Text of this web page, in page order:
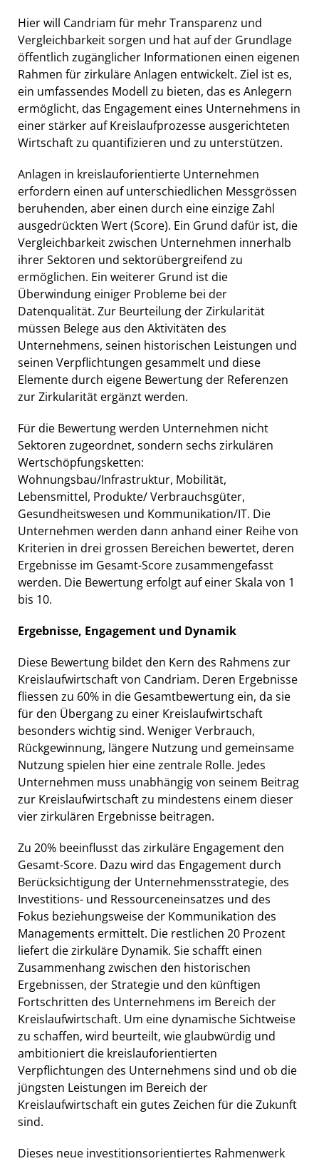
Hier will Candriam für mehr Transparenz und
Vergleichbarkeit sorgen und hat auf der Grundlage
öffentlich zugänglicher Informationen einen eigenen
Rahmen für zirkuläre Anlagen entwickelt. Ziel ist es,
ein umfassendes Modell zu bieten, das es Anlegern
ermöglicht, das Engagement eines Unternehmens in
einer stärker auf Kreislaufprozesse ausgerichteten
Wirtschaft zu quantifizieren und zu unterstützen.
Anlagen in kreislauforientierte Unternehmen
erfordern einen auf unterschiedlichen Messgrössen
beruhenden, aber einen durch eine einzige Zahl
ausgedrückten Wert (Score). Ein Grund dafür ist, die
Vergleichbarkeit zwischen Unternehmen innerhalb
ihrer Sektoren und sektorübergreifend zu
ermöglichen. Ein weiterer Grund ist die
Überwindung einiger Probleme bei der
Datenqualität. Zur Beurteilung der Zirkularität
müssen Belege aus den Aktivitäten des
Unternehmens, seinen historischen Leistungen und
seinen Verpflichtungen gesammelt und diese
Elemente durch eigene Bewertung der Referenzen
zur Zirkularität ergänzt werden.
Für die Bewertung werden Unternehmen nicht
Sektoren zugeordnet, sondern sechs zirkulären
Wertschöpfungsketten:
Wohnungsbau/Infrastruktur, Mobilität,
Lebensmittel, Produkte/ Verbrauchsgüter,
Gesundheitswesen und Kommunikation/IT. Die
Unternehmen werden dann anhand einer Reihe von
Kriterien in drei grossen Bereichen bewertet, deren
Ergebnisse im Gesamt-Score zusammengefasst
werden. Die Bewertung erfolgt auf einer Skala von 1
bis 10.
Ergebnisse, Engagement und Dynamik
Diese Bewertung bildet den Kern des Rahmens zur
Kreislaufwirtschaft von Candriam. Deren Ergebnisse
fliessen zu 60% in die Gesamtbewertung ein, da sie
für den Übergang zu einer Kreislaufwirtschaft
besonders wichtig sind. Weniger Verbrauch,
Rückgewinnung, längere Nutzung und gemeinsame
Nutzung spielen hier eine zentrale Rolle. Jedes
Unternehmen muss unabhängig von seinem Beitrag
zur Kreislaufwirtschaft zu mindestens einem dieser
vier zirkulären Ergebnisse beitragen.
Zu 20% beeinflusst das zirkuläre Engagement den
Gesamt-Score. Dazu wird das Engagement durch
Berücksichtigung der Unternehmensstrategie, des
Investitions- und Ressourceneinsatzes und des
Fokus beziehungsweise der Kommunikation des
Managements ermittelt. Die restlichen 20 Prozent
liefert die zirkuläre Dynamik. Sie schafft einen
Zusammenhang zwischen den historischen
Ergebnissen, der Strategie und den künftigen
Fortschritten des Unternehmens im Bereich der
Kreislaufwirtschaft. Um eine dynamische Sichtweise
zu schaffen, wird beurteilt, wie glaubwürdig und
ambitioniert die kreislauforientierten
Verpflichtungen des Unternehmens sind und ob die
jüngsten Leistungen im Bereich der
Kreislaufwirtschaft ein gutes Zeichen für die Zukunft
sind.
Dieses neue investitionsorientiertes Rahmenwerk